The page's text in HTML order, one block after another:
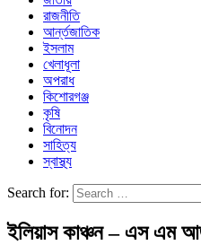
রাজনীতি
আর্ন্তজাতিক
ইসলাম
খেলাধূলা
অপরাধ
কিশোরগঞ্জ
কৃষি
বিনোদন
সাহিত্য
স্বাস্থ্য
Search for:
ইলিয়াস কাঞ্চন – এস এম